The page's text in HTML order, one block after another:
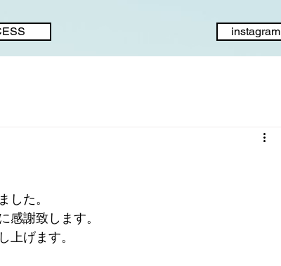
instagram
した。
感謝致します。
上げます。